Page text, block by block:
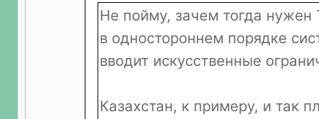
Не пойму, зачем тогда
в одностороннем порядке
вводит искусственные
Казахстан, к примеру, и так